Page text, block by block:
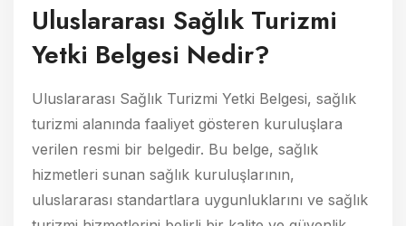
Uluslararası Sağlık Turizmi
Yetki Belgesi Nedir?
Uluslararası Sağlık Turizmi Yetki Belgesi, sağlık
turizmi alanında faaliyet gösteren kuruluşlara
verilen resmi bir belgedir. Bu belge, sağlık
hizmetleri sunan sağlık kuruluşlarının,
uluslararası standartlara uygunluklarını ve sağlık